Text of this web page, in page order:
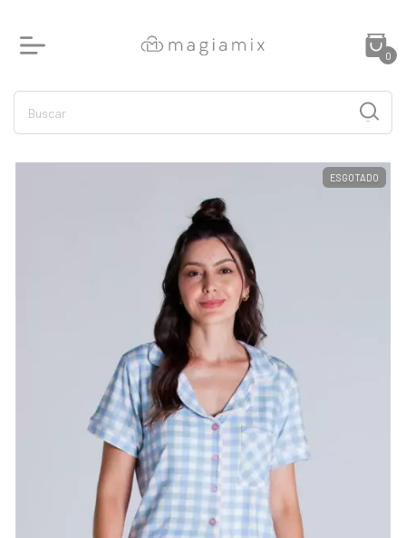
0
ESGOTADO